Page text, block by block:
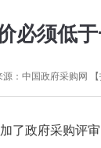
必须低
： 中国政府采购网 【
政府采购评审